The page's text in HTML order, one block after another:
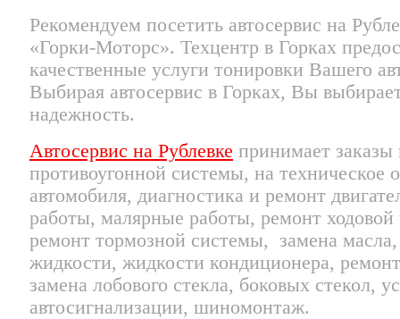
Рекомендуем посетить автосервис на
«Горки-Моторс». Техцентр в Горках
качественные услуги тонировки Вашего
Выбирая автосервис в Горках, Вы
надежность.
Автосервис на Рублевке принимает заказы
противоугонной системы, на техническое
автомобиля, диагностика и ремонт
работы, малярные работы, ремонт ходовой
ремонт тормозной системы, замена
жидкости, жидкости кондиционера,
замена лобового стекла, боковых стекол,
автосигнализации, шиномонтаж.